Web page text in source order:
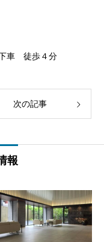
車 徒歩４分
次の記事
報